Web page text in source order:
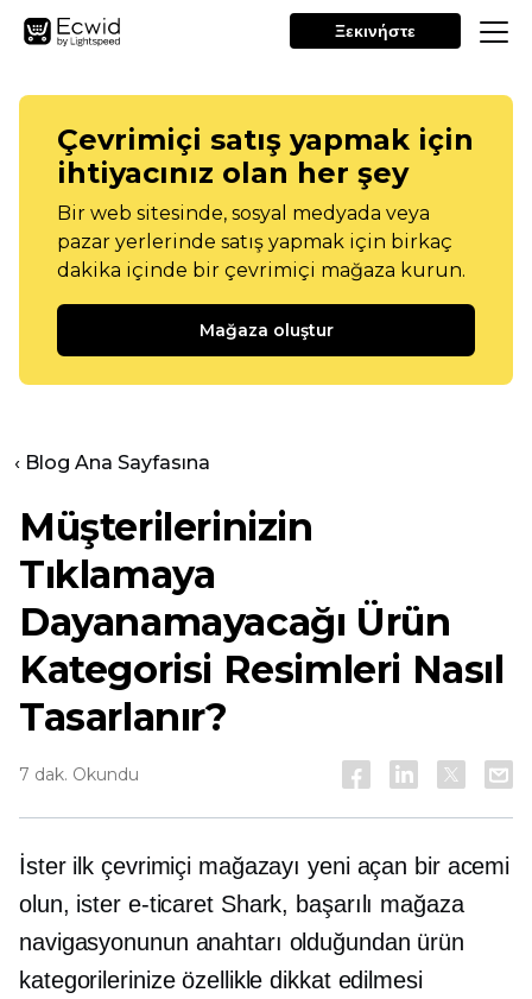
Ξεκινήστε
Çevrimiçi satış yapmak için
ihtiyacınız olan her şey
Bir web sitesinde, sosyal medyada veya
pazar yerlerinde satış yapmak için birkaç
dakika içinde bir çevrimiçi mağaza kurun.
Mağaza oluştur
‹ Blog Ana Sayfasına
Müşterilerinizin
Tıklamaya
Dayanamayacağı Ürün
Kategorisi Resimleri Nasıl
Tasarlanır?
7 dak. Okundu
İster ilk çevrimiçi mağazayı yeni açan bir acemi
olun, ister e-ticaretShark, başarılı mağaza
navigasyonunun anahtarı olduğundan ürün
kategorilerinize özellikle dikkat edilmesi